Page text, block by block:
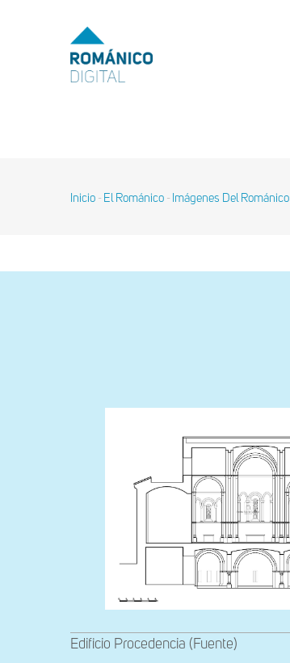
MENU
TOP
Sobrescribir
Inicio - El Románico - Imágenes Del Románico
Edificio Procedencia (Fuente)